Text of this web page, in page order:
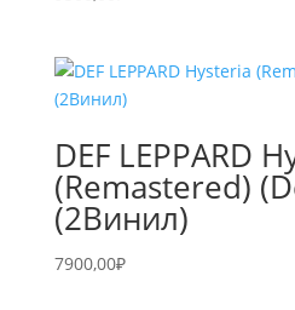
DEF LEPPARD
(Remastered)
(2Винил)
7900,00₽